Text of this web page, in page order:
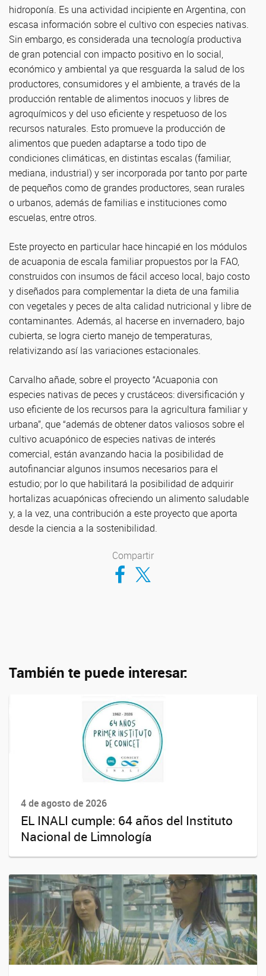
hidroponía. Es una actividad incipiente en Argentina, con
escasa información sobre el cultivo con especies nativas.
Sin embargo, es considerada una tecnología productiva
de gran potencial con impacto positivo en lo social,
económico y ambiental ya que resguarda la salud de los
productores, consumidores y el ambiente, a través de la
producción rentable de alimentos inocuos y libres de
agroquímicos y del uso eficiente y respetuoso de los
recursos naturales. Esto promueve la producción de
alimentos que pueden adaptarse a todo tipo de
condiciones climáticas, en distintas escalas (familiar,
mediana, industrial) y ser incorporada por tanto por parte
de pequeños como de grandes productores, sean rurales
o urbanos, además de familias e instituciones como
escuelas, entre otros.
Este proyecto en particular hace hincapié en los módulos
de acuaponia de escala familiar propuestos por la FAO,
construidos con insumos de fácil acceso local, bajo costo
y diseñados para complementar la dieta de una familia
con vegetales y peces de alta calidad nutricional y libre de
contaminantes. Además, al hacerse en invernadero, bajo
cubierta, se logra cierto manejo de temperaturas,
relativizando así las variaciones estacionales.
Carvalho añade, sobre el proyecto “Acuaponia con
especies nativas de peces y crustáceos: diversificación y
uso eficiente de los recursos para la agricultura familiar y
urbana”, que “además de obtener datos valiosos sobre el
cultivo acuapónico de especies nativas de interés
comercial, están avanzando hacia la posibilidad de
autofinanciar algunos insumos necesarios para el
estudio; por lo que habilitará la posibilidad de adquirir
hortalizas acuapónicas ofreciendo un alimento saludable
y, a la vez, una contribución a este proyecto que aporta
desde la ciencia a la sostenibilidad.
Compartir
Compartir en Facebook
Compartir en Twitter
También te puede interesar:
4 de agosto de 2026
EL INALI cumple: 64 años del Instituto
Nacional de Limnología